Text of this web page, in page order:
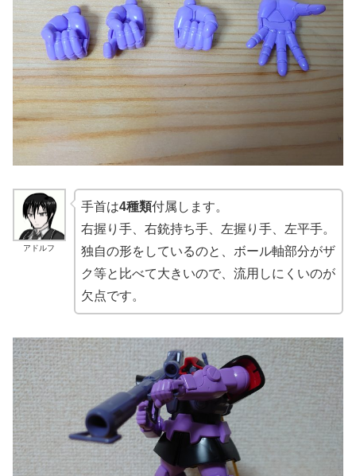
アドルフ
手首は4種類付属します。
右握り手、右銃持ち手、左握り手、左平手。
独自の形をしているのと、ボール軸部分がザ
ク等と比べて大きいので、流用しにくいのが
欠点です。